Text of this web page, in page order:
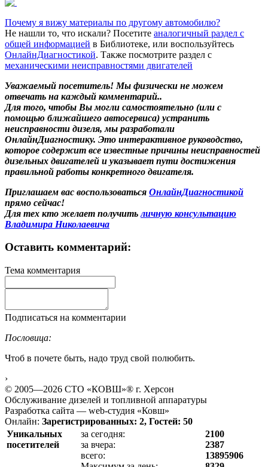
Почему я вижу материалы по другому автомобилю?
Не нашли то, что искали? Посетите аналогичный раздел с
общей информацией в Библиотеке, или воспользуйтесь
ОнлайнДиагностикой. Также посмотрите раздел с
механическими неисправностями двигателей
Уважаемый посетитель! Мы физически не можем
отвечать на каждый комментарий..
Для того, чтобы Вы могли самостоятельно (или с
помощью ближайшего автосервиса) устранить
неисправности дизеля, мы разработали
ОнлайнДиагностику. Это интерактивное руководство,
которое содержит все известные причины неисправностей
дизельных двигателей и указывает пути достижения
правильной работы конкретного двигателя.
Приглашаем вас воспользоваться ОнлайнДиагностикой
прямо сейчас!
Для тех кто желает получитьличную консультацию
Владимира Николаевича
Оставить комментарий:
Тема комментария
Подписаться на комментарии
Пословица:
Чтоб в почете быть, надо труд свой полюбить.
›
© 2005—2026 СТО «КОВШ»® г. Херсон
Обслуживание дизелей и топливной аппаратуры
Разработка сайта — web-студия «Ковш»
Онлайн: Зарегистрированных: 2, Гостей: 50
Уникальных
посетителей
за сегодня:
за вчера:
всего:
2100
2387
13895906